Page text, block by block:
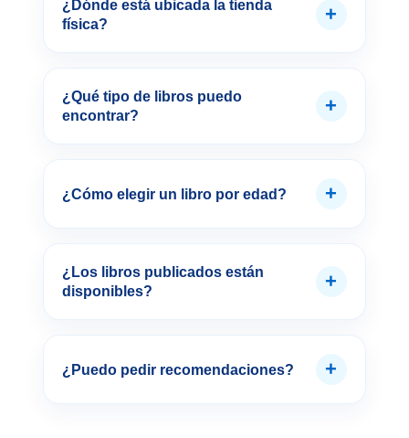
¿Dónde está ubicada la tienda
física?
+
¿Qué tipo de libros puedo
encontrar?
+
¿Cómo elegir un libro por edad? +
¿Los libros publicados están
disponibles?
+
¿Puedo pedir recomendaciones? +